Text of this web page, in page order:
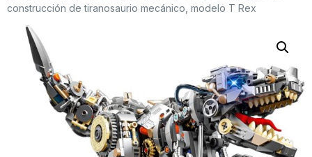
construcción de tiranosaurio mecánico, modelo T Rex